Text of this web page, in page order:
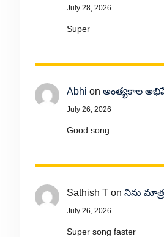
July 28, 2026
Super
Abhi on అంత్యకాల
July 26, 2026
Good song
Sathish Ton నిను
July 26, 2026
Super song faster